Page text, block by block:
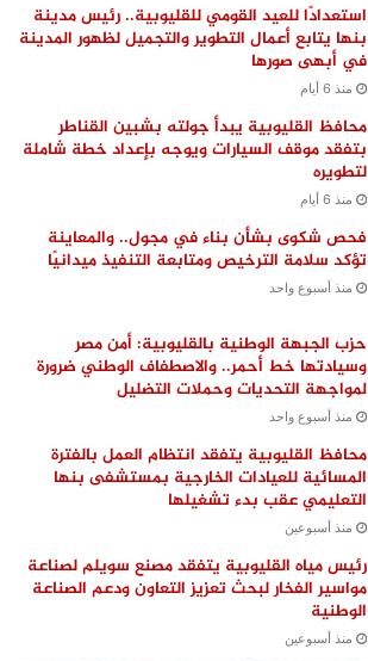
استعدادًا للعيد القومي للقليوبية.. رئيس مدينة
بنها يتابع أعمال التطوير والتجميل لظهور المدينة
في أبهى صورها
منذ 6 أيام
محافظ القليوبية يبدأ جولته بشبين القناطر
بتفقد موقف السيارات ويوجه بإعداد خطة شاملة
لتطويره
منذ 6 أيام
فحص شكوى بشأن بناء في مجول.. والمعاينة
تؤكد سلامة الترخيص ومتابعة التنفيذ ميدانيًا
منذ أسبوع واحد
حزب الجبهة الوطنية بالقليوبية: أمن مصر
وسيادتها خط أحمر.. والاصطفاف الوطني ضرورة
لمواجهة التحديات وحملات التضليل
منذ أسبوع واحد
محافظ القليوبية يتفقد انتظام العمل بالفترة
المسائية للعيادات الخارجية بمستشفى بنها
التعليمي عقب بدء تشغيلها
منذ أسبوعين
رئيس مياه القليوبية يتفقد مصنع سويلم لصناعة
مواسير الفخار لبحث تعزيز التعاون ودعم الصناعة
الوطنية
منذ أسبوعين